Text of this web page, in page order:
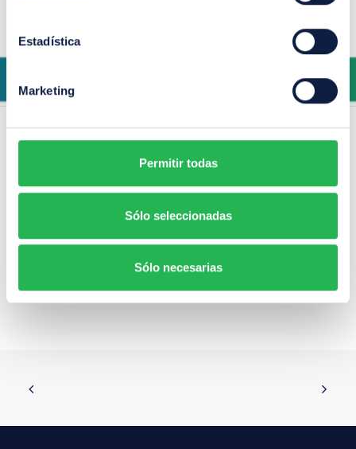
Estadística
Marketing
Permitir todas
Sólo seleccionadas
Sólo necesarias
Lo siento, debes estar